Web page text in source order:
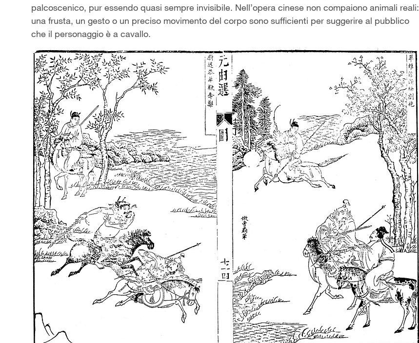
palcoscenico, pur essendo quasi sempre invisibile. Nell’opera cinese non compaiono animali reali:
una frusta, un gesto o un preciso movimento del corpo sono sufficienti per suggerire al pubblico
che il personaggio è a cavallo.